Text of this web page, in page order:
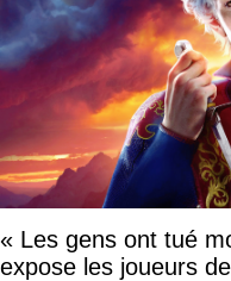
« Les gens ont tué
expose les joueurs